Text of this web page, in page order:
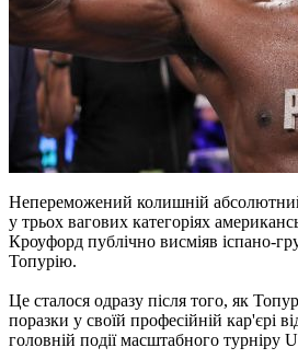
Непереможений колишній
у трьох вагових категоріях
Кроуфорд публічно висміяв іспано-
Топурію.
Це сталося одразу після того, як
поразки у своїй професійній кар'єрі
головній події масштабного турніру